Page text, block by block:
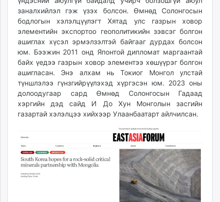
заналхийлэл гэж үзэх болсон. Өмнөд Солонгосын
бодлогын хэлэлцүүлэгт Хятад улс газрын ховор
элементийн экспортоо геополитикийн зэвсэг болгон
ашиглах хүсэл эрмэлзэлтэй байгааг дурдах болсон
юм. Бээжин 2011 онд Японтой дипломат маргаантай
байх үедээ газрын ховор элементээ хөшүүрэг болгон
ашигласан. Энэ алхам нь Токиог Монгол улстай
түншлэлээ гүнзгийрүүлэхэд хүргэсэн юм. 2023 оны
долоодугаар сард Өмнөд Солонгосын Гадаад
хэргийн дэд сайд И До Хун Монголын засгийн
газартай хэлэлцээ хийхээр Улаанбаатарт айлчилсан.